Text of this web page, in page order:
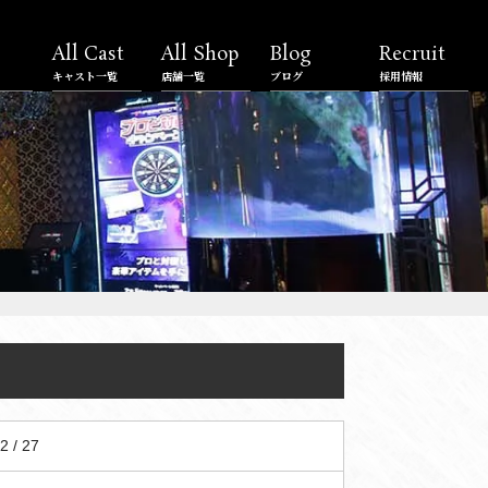
All Cast
キャスト一覧
All Shop
店舗一覧
Blog
ブログ
Recruit
採用情報
/ 27